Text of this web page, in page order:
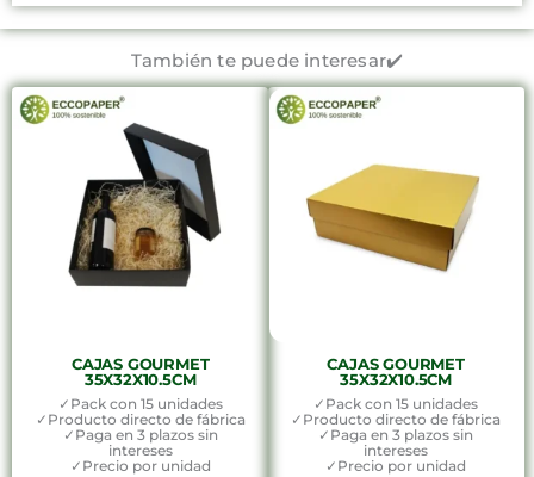
También te puede interesar✔️
CAJAS GOURMET
35X32X10.5CM
✓Pack con 15 unidades
✓Producto directo de fábrica
✓Paga en 3 plazos sin
intereses
✓Precio por unidad
CAJAS GOURMET
35X32X10.5CM
✓Pack con 15 unidades
✓Producto directo de fábrica
✓Paga en 3 plazos sin
intereses
✓Precio por unidad